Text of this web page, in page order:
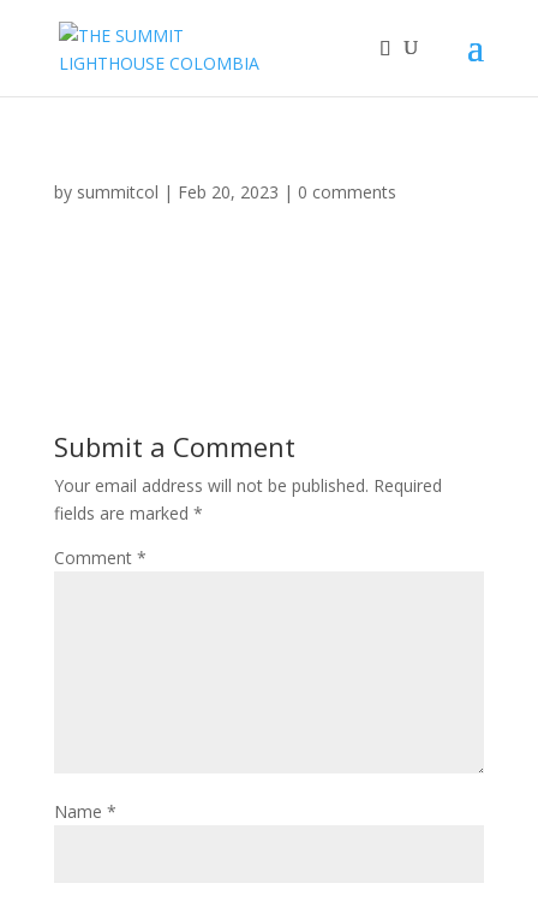
by summitcol | Feb 20, 2023 | 0 comments
Submit a Comment
Your email address will not be published. Required
fields are marked *
Comment *
Name *